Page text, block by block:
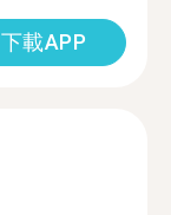
下載APP